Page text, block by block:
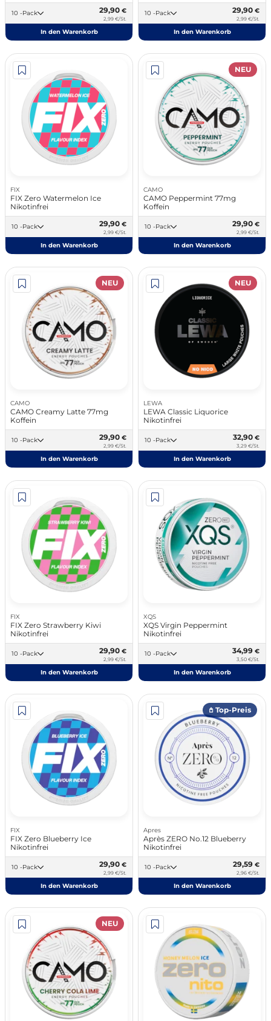
10 -Pack 29,90 €
2,99 €/St.
In den Warenkorb
10 -Pack 29,90 €
2,99 €/St.
In den Warenkorb
FIX
FIX Zero Watermelon Ice
Nikotinfrei
10 -Pack 29,90 €
2,99 €/St.
In den Warenkorb
NEU
CAMO
CAMO Peppermint 77mg
Koffein
10 -Pack 29,90 €
2,99 €/St.
In den Warenkorb
NEU
CAMO
CAMO Creamy Latte 77mg
Koffein
10 -Pack 29,90 €
2,99 €/St.
In den Warenkorb
NEU
LEWA
LEWA Classic Liquorice
Nikotinfrei
10 -Pack 32,90 €
3,29 €/St.
In den Warenkorb
FIX
FIX Zero Strawberry Kiwi
Nikotinfrei
10 -Pack 29,90 €
2,99 €/St.
In den Warenkorb
XQS
XQS Virgin Peppermint
Nikotinfrei
10 -Pack 34,99 €
3,50 €/St.
In den Warenkorb
FIX
FIX Zero Blueberry Ice
Nikotinfrei
10 -Pack 29,90 €
2,99 €/St.
In den Warenkorb
𖤘 Top-Preis
Apres
Après ZERO No.12 Blueberry
Nikotinfrei
10 -Pack 29,59 €
2,96 €/St.
In den Warenkorb
NEU